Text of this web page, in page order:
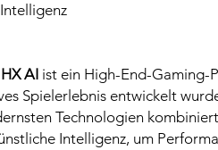
AI ist ein High-End-Gaming-
Spielerlebnis entwickelt
Technologien
Intelligenz, um